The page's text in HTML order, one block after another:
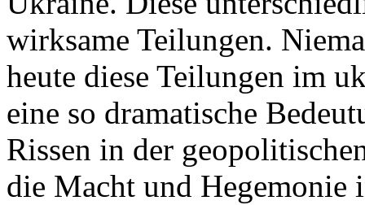
wirksame Teilungen.
heute diese Teilungen im
eine so dramatische
Rissen in der
die Macht und Hegemonie